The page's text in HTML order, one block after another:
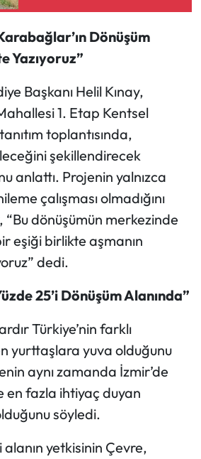
Dönüşüm
Yazıyoruz”
Başkanı Helil Kınay,
1. Etap Kentsel
toplantısında,
şekillendirecek
anlattı. Projenin yalnızca
çalışması olmadığını
“Bu dönüşümün merkezinde
eşiği birlikte aşmanın
dedi.
25’i Dönüşüm Alanında”
Türkiye’nin farklı
yurttaşlara yuva olduğunu
aynı zamanda İzmir’de
en fazla ihtiyaç duyan
söyledi.
alanın yetkisinin Çevre,